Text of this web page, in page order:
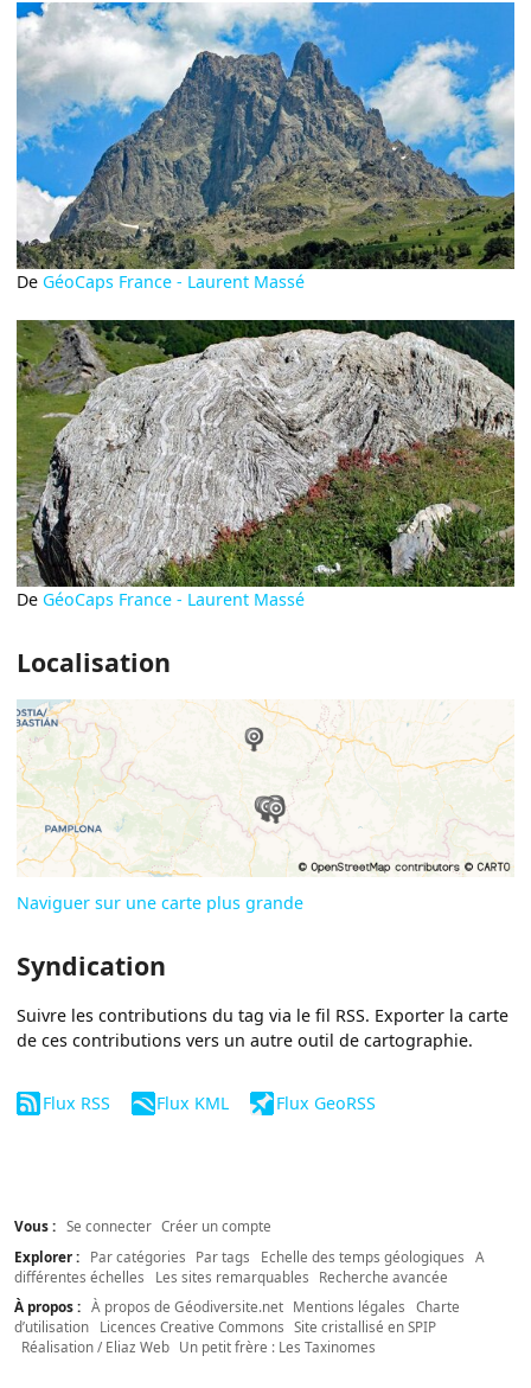
De GéoCaps France - Laurent Massé
De GéoCaps France - Laurent Massé
Localisation
Naviguer sur une carte plus grande
Syndication
Suivre les contributions du tag via le fil RSS. Exporter la carte
de ces contributions vers un autre outil de cartographie.
Flux RSS Flux KML Flux GeoRSS
Vous : Se connecter Créer un compte
Explorer :
Par catégories Par tags Echelle des temps géologiques
A
différentes échelles
Les sites remarquables
Recherche avancée
À propos : À propos de Géodiversite.net Mentions légales
Charte
d’utilisation
Licences Creative Commons Site cristallisé en SPIP
Réalisation / Eliaz Web Un petit frère : Les Taxinomes